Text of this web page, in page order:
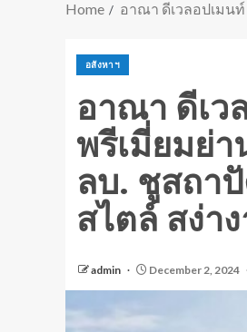
Home อาณา ดีเวลอปเมนท์
อสังหาฯ
อาณา ดีเว
พรีเมี่ยมย่
ลบ. ชูสถา
สไตล์ สง่า
admin December 2, 2024